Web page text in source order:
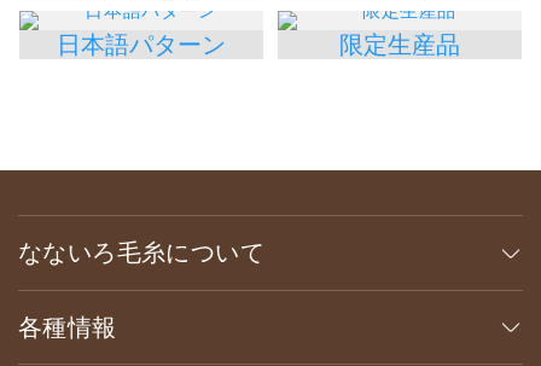
日本語パターン 限定生産品
なないろ毛糸について
各種情報